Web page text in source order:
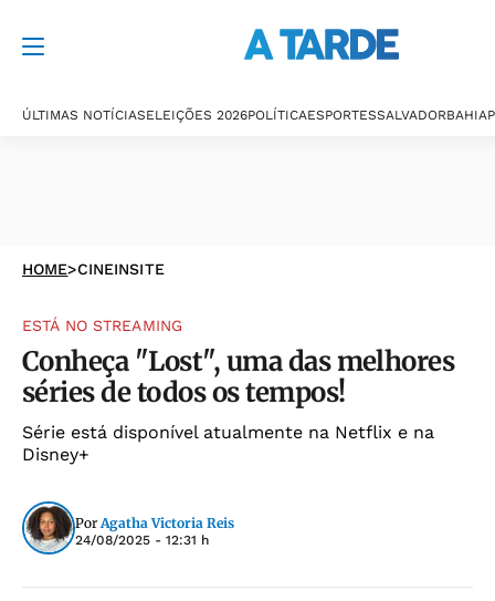
ÚLTIMAS NOTÍCIASELEIÇÕES 2026POLÍTICAESPORTESSALVADORBAHIA
HOME>CINEINSITE
ESTÁ NO STREAMING
Conheça "Lost", uma das melhores
séries de todos os tempos!
Série está disponível atualmente na Netflix e na
Disney+
Por Agatha Victoria Reis
24/08/2025 - 12:31 h